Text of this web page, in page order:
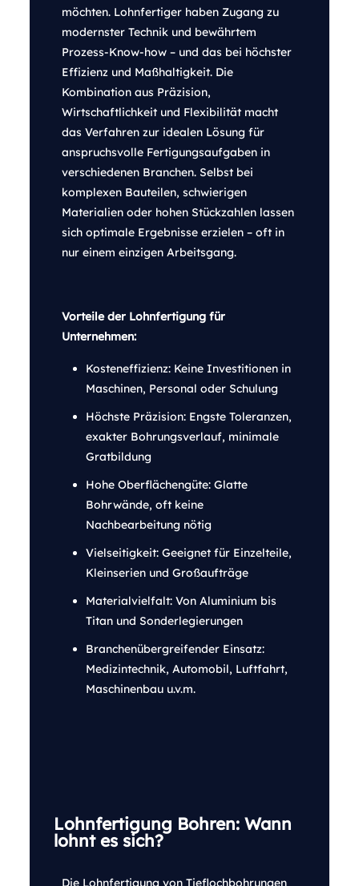
möchten. Lohnfertiger haben Zugang zu
modernster Technik und bewährtem
Prozess-Know-how – und das bei höchster
Effizienz und Maßhaltigkeit. Die
Kombination aus Präzision,
Wirtschaftlichkeit und Flexibilität macht
das Verfahren zur idealen Lösung für
anspruchsvolle Fertigungsaufgaben in
verschiedenen Branchen. Selbst bei
komplexen Bauteilen, schwierigen
Materialien oder hohen Stückzahlen lassen
sich optimale Ergebnisse erzielen – oft in
nur einem einzigen Arbeitsgang.
Vorteile der Lohnfertigung für
Unternehmen:
Kosteneffizienz: Keine Investitionen in
Maschinen, Personal oder Schulung
Höchste Präzision: Engste Toleranzen,
exakter Bohrungsverlauf, minimale
Gratbildung
Hohe Oberflächengüte: Glatte
Bohrwände, oft keine
Nachbearbeitung nötig
Vielseitigkeit: Geeignet für Einzelteile,
Kleinserien und Großaufträge
Materialvielfalt: Von Aluminium bis
Titan und Sonderlegierungen
Branchenübergreifender Einsatz:
Medizintechnik, Automobil, Luftfahrt,
Maschinenbau u.v.m.
Lohnfertigung Bohren: Wann
lohnt es sich?
Die Lohnfertigung von Tieflochbohrungen